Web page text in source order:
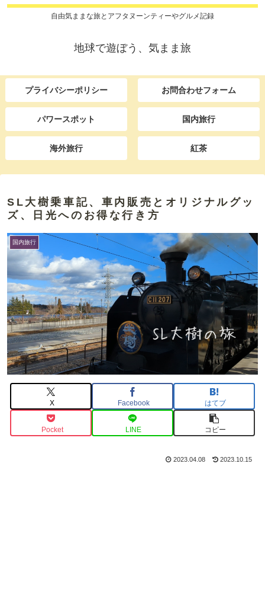
自由気ままな旅とアフタヌーンティーやグルメ記録
地球で遊ぼう、気まま旅
プライバシーポリシー お問合わせフォーム
パワースポット 国内旅行
海外旅行 紅茶
SL大樹乗車記、車内販売とオリジナルグッ
ズ、日光へのお得な行き方
国内旅行
X Facebook はてブ
Pocket LINE コピー
2023.04.08 2023.10.15